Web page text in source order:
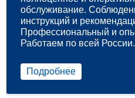
обслуживание.
инструкций и
Профессиональный и
Работаем по всей России.
Подробнее